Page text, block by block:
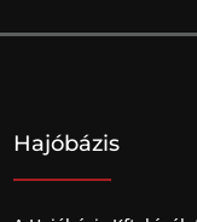
Hajóbázis